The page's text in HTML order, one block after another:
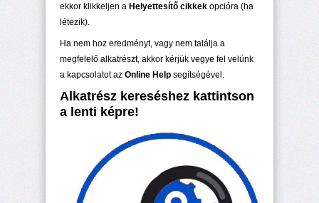
ekkor klikkeljen a Helyettesítő cikkek opcióra (ha
létezik).
Ha nem hoz eredményt, vagy nem találja a
megfelelő alkatrészt, akkor kérjük vegye fel velünk
a kapcsolatot az Online Help segítségével.
Alkatrész kereséshez kattintson
a lenti képre!